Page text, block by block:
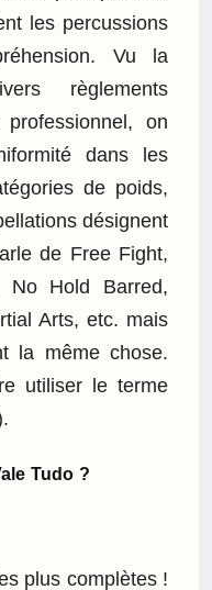
les percussions
Vu la
règlements
on
dans les
de poids,
désignent
de Free Fight,
No Hold Barred,
Arts, etc. mais
la même chose.
utiliser le terme
Tudo ?
plus complètes !